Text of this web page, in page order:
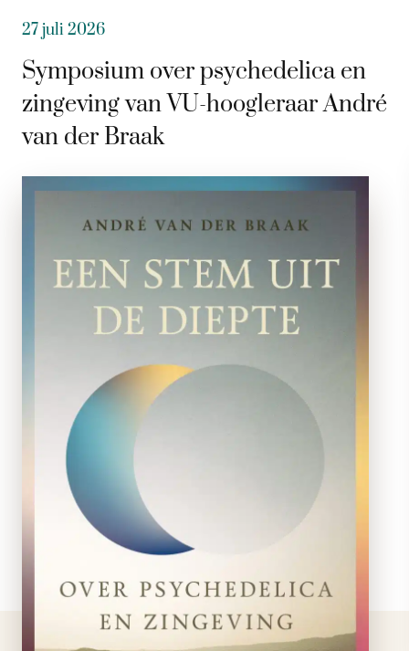
27 juli 2026
Symposium over psychedelica en
zingeving van VU-hoogleraar André
van der Braak